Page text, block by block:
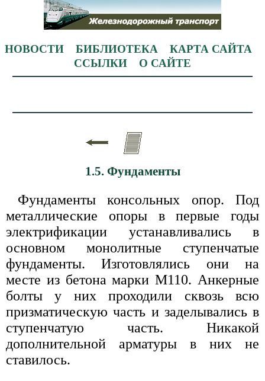
НОВОСТИ БИБЛИОТЕКА
КАРТА САЙТА
ССЫЛКИ
О САЙТЕ
1.5. Фундаменты
Фундаменты консольных опор. Под
металлические опоры в первые годы
электрификации устанавливались в
основном монолитные ступенчатые
фундаменты. Изготовлялись они на
месте из бетона марки М110. Анкерные
болты у них проходили сквозь всю
призматическую часть и заделывались в
ступенчатую часть. Никакой
дополнительной арматуры в них не
ставилось.